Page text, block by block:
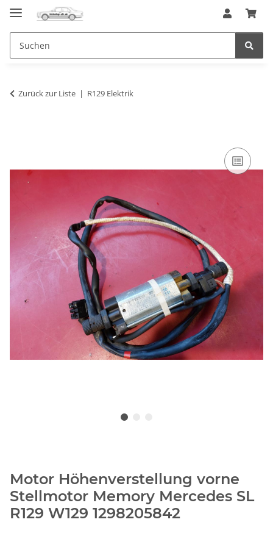
Zurück zur Liste R129 Elektrik
Motor Höhenverstellung vorne
Stellmotor Memory Mercedes SL
R129 W129 1298205842